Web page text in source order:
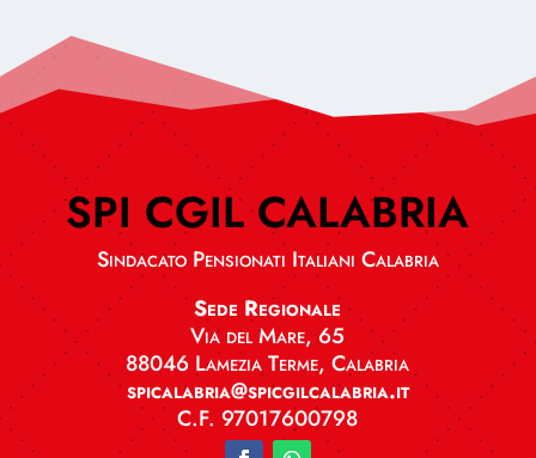
SPI CGIL CALABRIA
Sindacato Pensionati Italiani Calabria
Sede Regionale
Via del Mare, 65
88046 Lamezia Terme, Calabria
spicalabria@spicgilcalabria.it
C.F. 97017600798